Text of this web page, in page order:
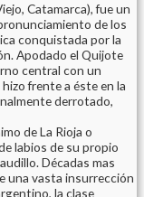
Catamarca), fue un
de los
conquistada por la
Apodado el Quijote
central con un
frente a éste en la
derrotado,
de La Rioja o
labios de su propio
Décadas mas
una vasta insurrección
la clase